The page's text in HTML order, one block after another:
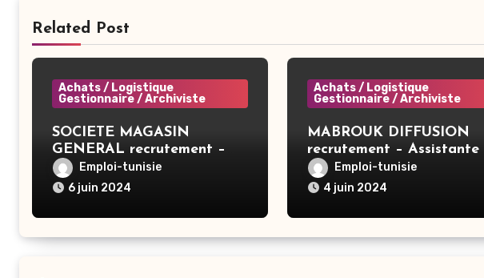
Related Post
Achats / Logistique
Gestionnaire / Archiviste
SOCIETE MAGASIN
GENERAL recrutement –
Acheteur Téléphonie – Tunis
Emploi-tunisie
6 juin 2024
Achats / Logistique
Gestionnaire / Archiviste
MABROUK DIFFUSION
recrutement – Assistante
achat – Tunis
Emploi-tunisie
4 juin 2024